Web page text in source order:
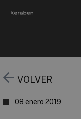
VOLVER
08 enero 2019